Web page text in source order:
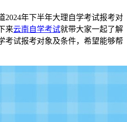
年下半年大理自学考试报考对
来云南自学考试就带大家一起了解
考试报考对象及条件，希望能够帮